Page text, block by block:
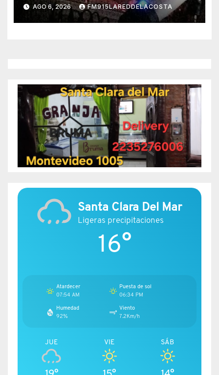
AGO 6, 2026 FM915LAREDDELACOSTA
Santa Clara Del Mar
Ligeras precipitaciones
16°
Atardecer
07:54 AM
Puesta de sol
06:34 PM
Humedad
92%
Viento
7.2Km/h
JUE VIE SÁB